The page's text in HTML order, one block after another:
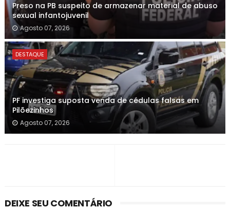
Preso na PB suspeito de armazenar material de abuso
sexual infantojuvenil
Agosto 07, 2026
DESTAQUE
PF investiga suposta venda de cédulas falsas em
Pilõezinhos
Agosto 07, 2026
DEIXE SEU COMENTÁRIO